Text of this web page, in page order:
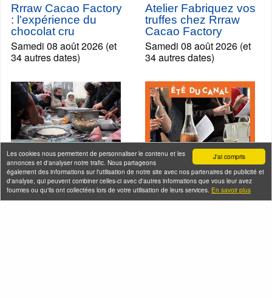
J'ai compris
Les cookies nous permettent de personnaliser le contenu et les
annonces et d'analyser notre trafic. Nous partageons
également des informations sur l'utilisation de notre site avec nos partenaires de publicité et
d'analyse, qui peuvent combiner celles-ci avec d'autres informations que vous leur avez
fournies ou qu'ils ont collectées lors de votre utilisation de leurs services. En savoir plus
Rrraw Cacao Factory
: l'expérience du
chocolat cru
Samedi 08 août 2026 (et
34 autres dates)
Atelier Fabriquez vos
truffes chez Rrraw
Cacao Factory
Samedi 08 août 2026 (et
34 autres dates)
En bateau de
Croisière dégustation